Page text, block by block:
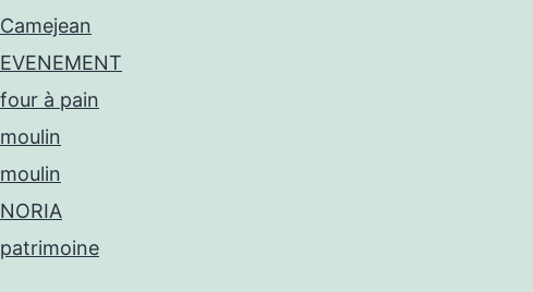
Camejean
EVENEMENT
four à pain
moulin
moulin
NORIA
patrimoine